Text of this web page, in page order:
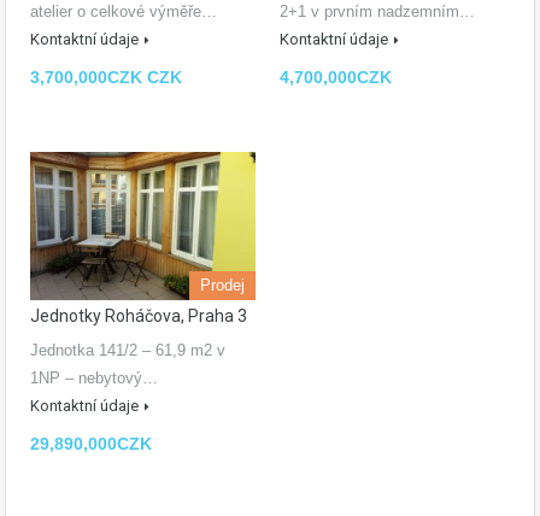
atelier o celkové výměře…
Kontaktní údaje
3,700,000CZK CZK
2+1 v prvním nadzemním…
Kontaktní údaje
4,700,000CZK
Prodej
Jednotky Roháčova, Praha 3
Jednotka 141/2 – 61,9 m2 v
1NP – nebytový…
Kontaktní údaje
29,890,000CZK